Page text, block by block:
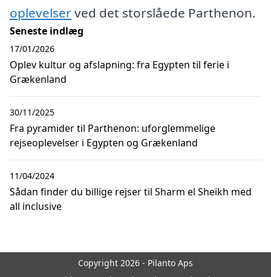
oplevelserved det storslåede Parthenon.
Seneste indlæg
Oplev kultur og afslapning: fra Egypten til ferie i
Grækenland
17/01/2026
Fra pyramider til Parthenon: uforglemmelige
rejseoplevelser i Egypten og Grækenland
30/11/2025
Sådan finder du billige rejser til Sharm el Sheikh med
all inclusive
11/04/2024
Copyright 2026 - Pilanto Aps